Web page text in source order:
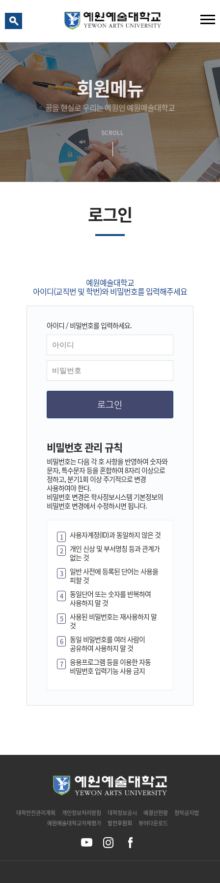
회원메뉴
꿈을 현실로 우리는 예원인 예원예술대학교
SCROLL
로그인
예원예술대학교
아이디(교직번 및 학번)와 비밀번호를 입력해주세요
아이디 / 비밀번호를 입력하세요.
비밀번호 관리 규칙
비밀번호는 다음 각 호 사항을 반영하여 숫자와
문자, 특수문자 등을 혼합하여 8자리 이상으로
정하고, 분기1회 이상 주기적으로 변경
사용하여야 한다.
비밀번호 변경은 학사정보시스템 기본정보의
비밀번호 변경에서 수정하시면 됩니다.
1 사용자계정(ID)과 동일하지 않은 것
2
개인 신상 및 부서명칭 등과 관계가
없는 것
3
일반 사전에 등록된 단어는 사용을
피할 것
4
동일단어 또는 숫자를 반복하여
사용하지 말 것
5
사용된 비밀번호는 재사용하지 말
것
6
동일 비밀번호를 여러 사람이
공유하여 사용하지 말 것
7
응용프로그램 등을 이용한 자동
비밀번호 입력기능 사용 금지
대학안전관리계획 개인정보처리방침 대학정보공시 예결산현황
청탁금지법
예원예술대학교자체평가
발전후원회 뷰어다운로드
예원예술대학교 AI 상담